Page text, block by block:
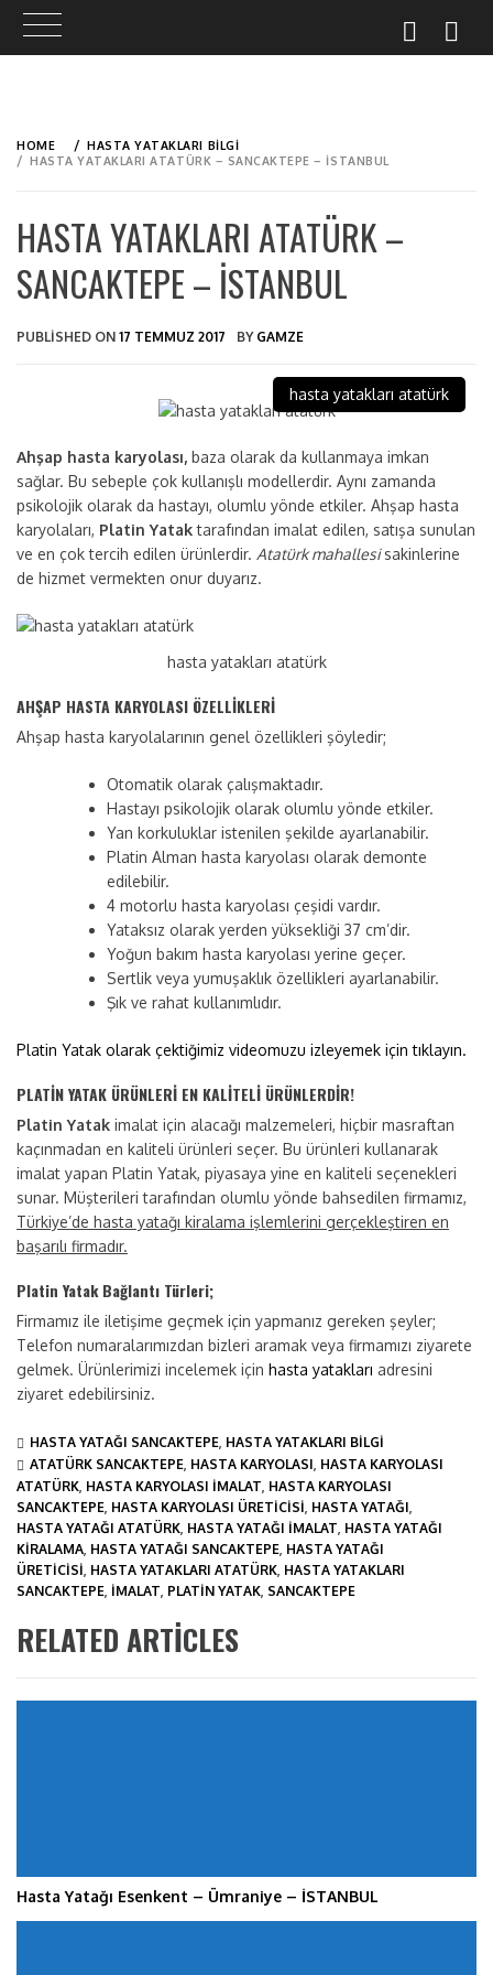
content
HOME
HASTA YATAKLARI BILGI
HASTA YATAKLARI ATATÜRK – SANCAKTEPE – İSTANBUL
HASTA YATAKLARI ATATÜRK –
SANCAKTEPE – İSTANBUL
PUBLISHED ON 17 TEMMUZ 2017 BY GAMZE
hasta yatakları atatürk
Ahşap hasta karyolası, baza olarak da kullanmaya imkan
sağlar. Bu sebeple çok kullanışlı modellerdir. Aynı zamanda
psikolojik olarak da hastayı, olumlu yönde etkiler. Ahşap hasta
karyolaları, Platin Yataktarafından imalat edilen, satışa sunulan
ve en çok tercih edilen ürünlerdir. Atatürk mahallesisakinlerine
de hizmet vermekten onur duyarız.
hasta yatakları atatürk
AHŞAP HASTA KARYOLASI ÖZELLİKLERİ
Ahşap hasta karyolalarının genel özellikleri şöyledir;
Otomatik olarak çalışmaktadır.
Hastayı psikolojik olarak olumlu yönde etkiler.
Yan korkuluklar istenilen şekilde ayarlanabilir.
Platin Alman hasta karyolası olarak demonte
edilebilir.
4 motorlu hasta karyolası çeşidi vardır.
Yataksız olarak yerden yüksekliği 37 cm’dir.
Yoğun bakım hasta karyolası yerine geçer.
Sertlik veya yumuşaklık özellikleri ayarlanabilir.
Şık ve rahat kullanımlıdır.
Platin Yatak olarak çektiğimiz videomuzu izleyemek için tıklayın.
PLATİN YATAK ÜRÜNLERİ EN KALİTELİ ÜRÜNLERDİR!
Platin Yatak imalat için alacağı malzemeleri, hiçbir masraftan
kaçınmadan en kaliteli ürünleri seçer. Bu ürünleri kullanarak
imalat yapan Platin Yatak, piyasaya yine en kaliteli seçenekleri
sunar. Müşterileri tarafından olumlu yönde bahsedilen firmamız,
Türkiye’de hasta yatağı kiralama işlemlerini gerçekleştiren en
başarılı firmadır.
Platin Yatak Bağlantı Türleri;
Firmamız ile iletişime geçmek için yapmanız gereken şeyler;
Telefon numaralarımızdan bizleri aramak veya firmamızı ziyarete
gelmek. Ürünlerimizi incelemek için hasta yatakları adresini
ziyaret edebilirsiniz.
HASTA YATAĞI SANCAKTEPE, HASTA YATAKLARI BILGI
ATATÜRK SANCAKTEPE, HASTA KARYOLASI, HASTA KARYOLASI
ATATÜRK, HASTA KARYOLASI IMALAT, HASTA KARYOLASI
SANCAKTEPE, HASTA KARYOLASI ÜRETICISI, HASTA YATAĞI,
HASTA YATAĞI ATATÜRK, HASTA YATAĞI IMALAT, HASTA YATAĞI
KIRALAMA, HASTA YATAĞI SANCAKTEPE, HASTA YATAĞI
ÜRETICISI, HASTA YATAKLARI ATATÜRK, HASTA YATAKLARI
SANCAKTEPE, IMALAT, PLATIN YATAK, SANCAKTEPE
RELATED ARTICLES
Hasta Yatağı Esenkent – Ümraniye – İSTANBUL